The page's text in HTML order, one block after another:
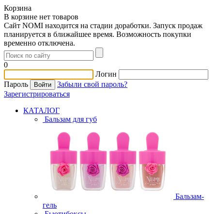
Корзина
В корзине нет товаров
Сайт NOMI находится на стадии доработки. Запуск продаж
планируется в ближайшее время. Возможность покупки
временно отключена.
0
Логин
Пароль
Забыли свой пароль?
Зарегистрироваться
КАТАЛОГ
Бальзам для губ
Бальзам-
гель